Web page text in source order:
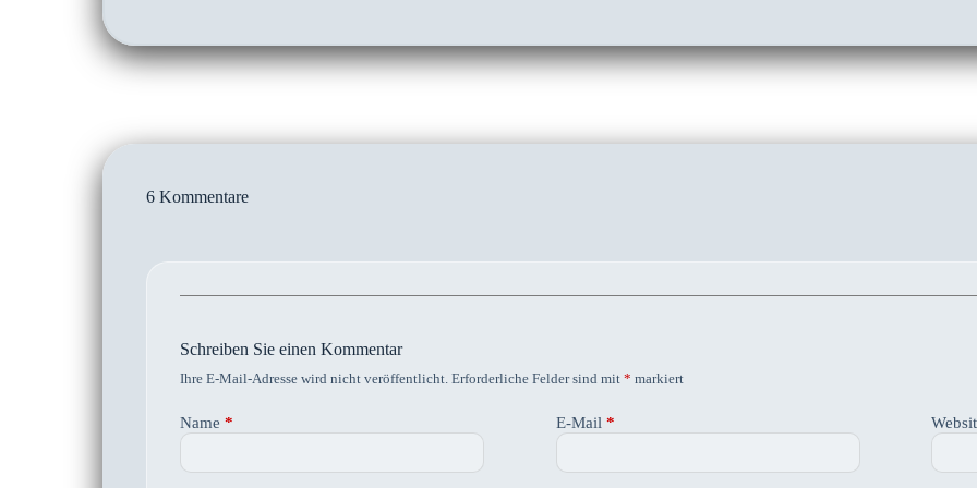
6 Kommentare
Schreiben Sie einen Kommentar
Ihre E-Mail-Adresse wird nicht veröffentlicht. Erforderliche Felder sind mit * markiert
Name * E-Mail*